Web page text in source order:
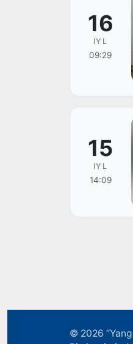
16
IYL
09:29
15
IYL
14:09
© 2026